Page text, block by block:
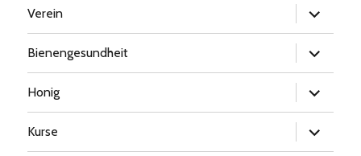
Verein
öffnen
Bienengesundheit
öffnen
Honig
öffnen
Kurse
öffnen